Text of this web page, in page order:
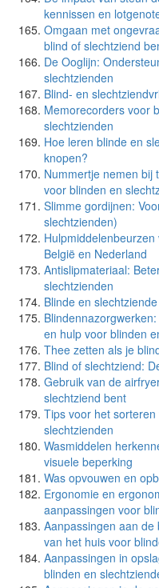
kennissen en
Omgaan met
blind of slechtziend
De Ooglijn:
slechtzienden
Blind- en
Memorecorders voor
slechtzienden
Hoe leren blinde en
knopen?
Nummertje nemen bij
voor blinden en
Slimme gordijnen:
slechtzienden)
België en Nederland
Antislipmateriaal:
slechtzienden
Blinde en
en hulp voor blinden
Thee zetten als je
Blind of slechtziend:
Gebruik van de
slechtziend bent
Tips voor het
slechtzienden
Wasmiddelen
visuele beperking
Was opvouwen en
Ergonomie en
aanpassingen voor
Aanpassingen aan de
van het huis voor
Aanpassingen in
blinden en